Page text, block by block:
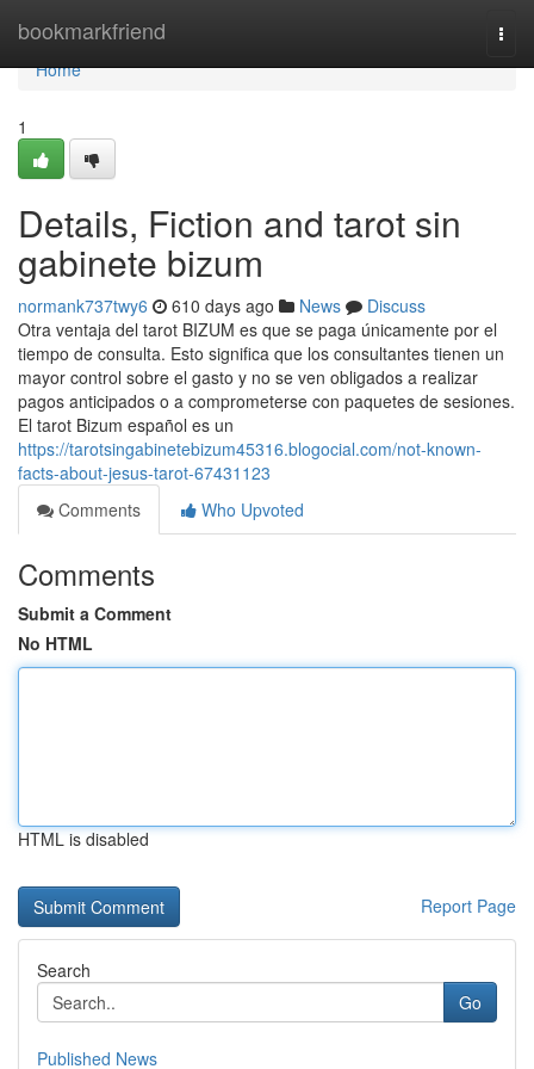
bookmarkfriend
Home
Home
1
Details, Fiction and tarot sin
gabinete bizum
normank737twy6 610 days ago News
Discuss
Otra ventaja del tarot BIZUM es que se paga únicamente por el
tiempo de consulta. Esto significa que los consultantes tienen un
mayor control sobre el gasto y no se ven obligados a realizar
pagos anticipados o a comprometerse con paquetes de sesiones.
El tarot Bizum español es un
https://tarotsingabinetebizum45316.blogocial.com/not-known-
facts-about-jesus-tarot-67431123
Comments
Who Upvoted
Comments
Submit a Comment
No HTML
HTML is disabled
Report Page
Search
Go
Published News